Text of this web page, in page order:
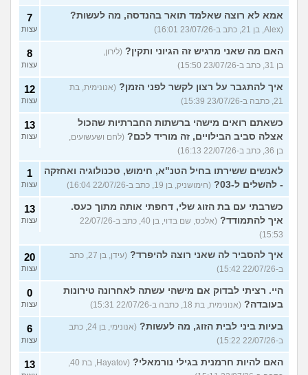
אמא לא רוצה שאלמד תואר בהנדסה, מה לעשות?
(Alex, בן 21, כתב ב-23/07/26 16:01)
7
עצות
האם מה שאני מרגיש זה הגיוני ותקין? (לירון,
בן 31, כתב ב-23/07/26 15:50)
8
עצות
איך להתגבר על רצון לקשר לפני הזמן? (אנונימית, בת
21, כתבה ב-23/07/26 15:39)
12
עצות
כשאתם רואים מישהי ברשתות החברתיות שהכול
אצלה סביב הבילויים, זה מוריד לכם? (לחם ושעשועים,
בן 36, כתב ב-22/07/26 16:13)
13
עצות
לאנשים ששירתו בחיל הטנ"א, חימוש, טכנולוגיה ואחזקה
- להשלים ל-03?
(חימושניק, בן 19, כתב ב-22/07/26 16:04)
1
עצות
כשרבתי עם בת הזוג שלי, דחפתי אותה מתוך כעס.
איך להתמודד?
(אלכס, שם בדוי, בן 40, כתב ב-22/07/26
15:53)
13
עצות
איך להסביר לה שאני רוצה להיפרד?
(עידן, בן 27, כתב
ב-22/07/26 15:42)
20
עצות
היי. רציתי לבדוק אם מישהי עשתה לאחרונה טירונות
בעובדה? (אנונימית, בת 18, כתבה ב-22/07/26 15:31)
0
עצות
בעיות ביני לבית הזוג, מה לעשות?
(אנונימי, בן 24, כתב
ב-22/07/26 15:22)
6
עצות
האם להיות חרמנית בגילי נורמאלי?
(Hayatov, בת 40,
13